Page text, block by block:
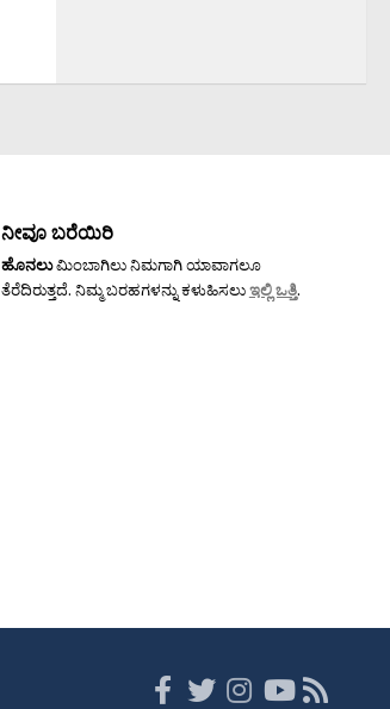
ನೀವೂ ಬರೆಯಿರಿ
ಹೊನಲುಮಿಂಬಾಗಿಲು ನಿಮಗಾಗಿ ಯಾವಾಗಲೂ
ತೆರೆದಿರುತ್ತದೆ. ನಿಮ್ಮ ಬರಹಗಳನ್ನು ಕಳುಹಿಸಲುಇಲ್ಲಿ ಒತ್ತಿ.